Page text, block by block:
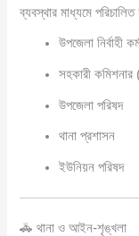
ব্যবস্থার মাধ্যমে
উপজেলা নির্বাহী
সহকারী কমিশনার
উপজেলা পরিষদ
থানা প্রশাসন
ইউনিয়ন পরিষদ
🚓 থানা ও আইন-শৃঙ্খলা